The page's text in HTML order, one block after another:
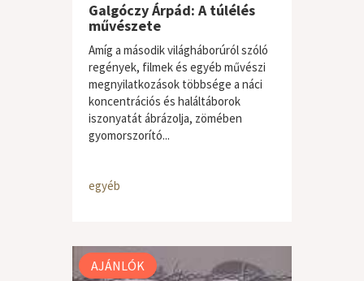
Galgóczy Árpád: A túlélés
művészete
Amíg a második világháborúról szóló
regények, filmek és egyéb művészi
megnyilatkozások többsége a náci
koncentrációs és haláltáborok
iszonyatát ábrázolja, zömében
gyomorszorító...
egyéb
AJÁNLÓK